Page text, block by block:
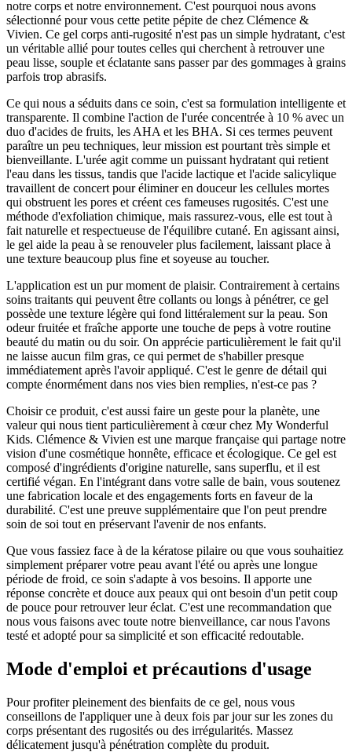
notre corps et notre environnement. C'est pourquoi nous avons
sélectionné pour vous cette petite pépite de chez Clémence &
Vivien. Ce gel corps anti-rugosité n'est pas un simple hydratant, c'est
un véritable allié pour toutes celles qui cherchent à retrouver une
peau lisse, souple et éclatante sans passer par des gommages à grains
parfois trop abrasifs.
Ce qui nous a séduits dans ce soin, c'est sa formulation intelligente et
transparente. Il combine l'action de l'urée concentrée à 10 % avec un
duo d'acides de fruits, les AHA et les BHA. Si ces termes peuvent
paraître un peu techniques, leur mission est pourtant très simple et
bienveillante. L'urée agit comme un puissant hydratant qui retient
l'eau dans les tissus, tandis que l'acide lactique et l'acide salicylique
travaillent de concert pour éliminer en douceur les cellules mortes
qui obstruent les pores et créent ces fameuses rugosités. C'est une
méthode d'exfoliation chimique, mais rassurez-vous, elle est tout à
fait naturelle et respectueuse de l'équilibre cutané. En agissant ainsi,
le gel aide la peau à se renouveler plus facilement, laissant place à
une texture beaucoup plus fine et soyeuse au toucher.
L'application est un pur moment de plaisir. Contrairement à certains
soins traitants qui peuvent être collants ou longs à pénétrer, ce gel
possède une texture légère qui fond littéralement sur la peau. Son
odeur fruitée et fraîche apporte une touche de peps à votre routine
beauté du matin ou du soir. On apprécie particulièrement le fait qu'il
ne laisse aucun film gras, ce qui permet de s'habiller presque
immédiatement après l'avoir appliqué. C'est le genre de détail qui
compte énormément dans nos vies bien remplies, n'est-ce pas ?
Choisir ce produit, c'est aussi faire un geste pour la planète, une
valeur qui nous tient particulièrement à cœur chez My Wonderful
Kids. Clémence & Vivien est une marque française qui partage notre
vision d'une cosmétique honnête, efficace et écologique. Ce gel est
composé d'ingrédients d'origine naturelle, sans superflu, et il est
certifié végan. En l'intégrant dans votre salle de bain, vous soutenez
une fabrication locale et des engagements forts en faveur de la
durabilité. C'est une preuve supplémentaire que l'on peut prendre
soin de soi tout en préservant l'avenir de nos enfants.
Que vous fassiez face à de la kératose pilaire ou que vous souhaitiez
simplement préparer votre peau avant l'été ou après une longue
période de froid, ce soin s'adapte à vos besoins. Il apporte une
réponse concrète et douce aux peaux qui ont besoin d'un petit coup
de pouce pour retrouver leur éclat. C'est une recommandation que
nous vous faisons avec toute notre bienveillance, car nous l'avons
testé et adopté pour sa simplicité et son efficacité redoutable.
Mode d'emploi et précautions d'usage
Pour profiter pleinement des bienfaits de ce gel, nous vous
conseillons de l'appliquer une à deux fois par jour sur les zones du
corps présentant des rugosités ou des irrégularités. Massez
délicatement jusqu'à pénétration complète du produit.